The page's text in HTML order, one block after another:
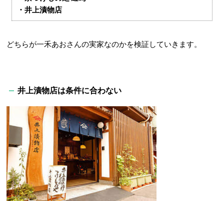
・井上漬物店
どちらが一禾あおさんの実家なのかを検証していきます。
井上漬物店は条件に合わない